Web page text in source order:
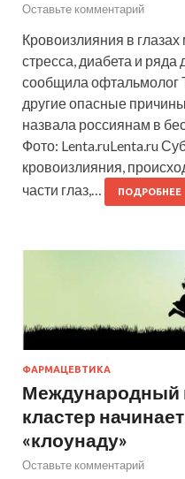
Оставьте комментарий
Кровоизлияния в
стресса, диабета и ряда
сообщила офтальмолог
другие опасные
назвала россиянам в
Фото: Lenta.ruLenta.ru
кровоизлияния,
части глаз,…
ПОДРОБНЕЕ
ФАРМАЦЕВТИКА
Международный
кластер
«клоунаду»
Оставьте комментарий